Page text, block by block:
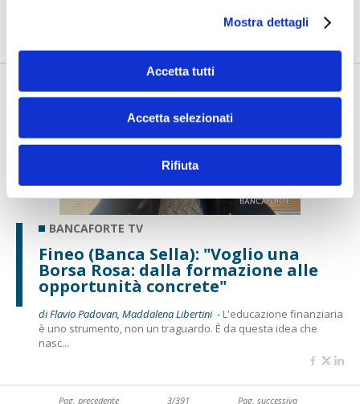
Mostra dettagli
Accetta tutti
Accetta selezionati
Rifiuta
competenze digitali significa creare nuove opportunità di in...
BANCAFORTE TV
Fineo (Banca Sella): "Voglio una
Borsa Rosa: dalla formazione alle
opportunità concrete"
di Flavio Padovan, Maddalena Libertini - L'educazione finanziaria
è uno strumento, non un traguardo. È da questa idea che
nasc...
Pag. precedente 3/391 Pag. successiva